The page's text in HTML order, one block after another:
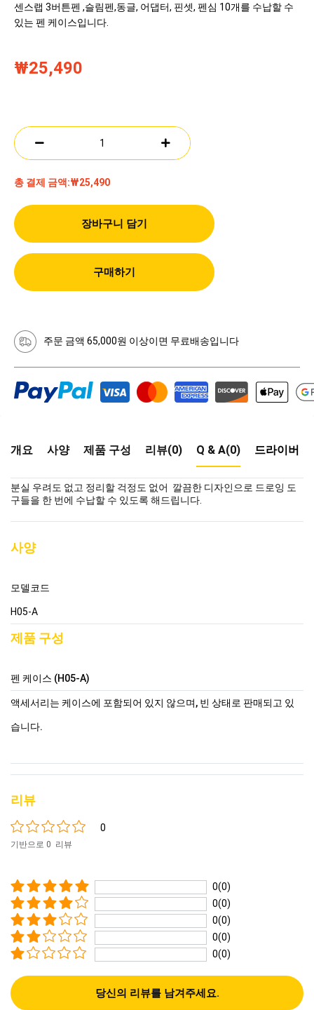
센스랩 3버튼펜 ,슬림펜,동글, 어댑터, 핀셋, 펜심 10개를 수납할 수
있는 펜 케이스입니다.
₩25,490
총 결제 금액:₩25,490
장바구니 담기
구매하기
주문 금액 65,000원 이상이면 무료배송입니다
개요 사양 제품 구성 리뷰(0) Q & A(0) 드라이버
분실 우려도 없고 정리할 걱정도 없어 깔끔한 디자인으로 드로잉 도
구들을 한 번에 수납할 수 있도록 해드립니다.
사양
모델코드
H05-A
제품 구성
펜 케이스 (H05-A)
액세서리는 케이스에 포함되어 있지 않으며, 빈 상태로 판매되고 있
습니다.
리뷰
0
기반으로 0 리뷰
0(0)
0(0)
0(0)
0(0)
0(0)
당신의 리뷰를 남겨주세요.